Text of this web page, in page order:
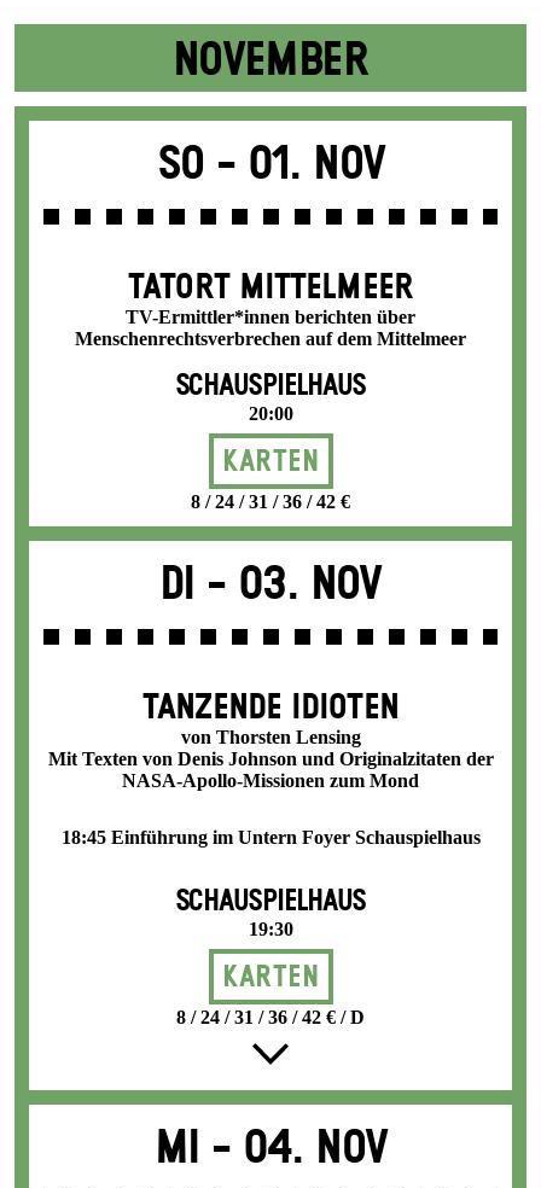
NOVEMBER
So - 01. Nov
TATORT MITTELMEER
TV-Ermittler*innen berichten über
Menschenrechtsverbrechen auf dem Mittelmeer
SCHAUSPIELHAUS
20:00
Karten
8 / 24 / 31 / 36 / 42 €
Di - 03. Nov
TANZENDE IDIOTEN
von Thorsten Lensing
Mit Texten von Denis Johnson und Originalzitaten der
NASA-Apollo-Missionen zum Mond
18:45 Einführung im Untern Foyer Schauspielhaus
SCHAUSPIELHAUS
19:30
Karten
8 / 24 / 31 / 36 / 42 € / D
Mi - 04. Nov